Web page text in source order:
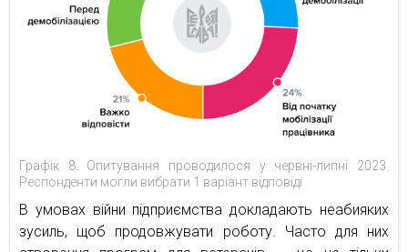
Графік 8. Опитування проводилося у червні-липні 2023.
Респонденти могли вибрати 1 варіант відповіді
В умовах війни підприємства докладають неабияких
зусиль, щоб продовжувати роботу. Часто для них